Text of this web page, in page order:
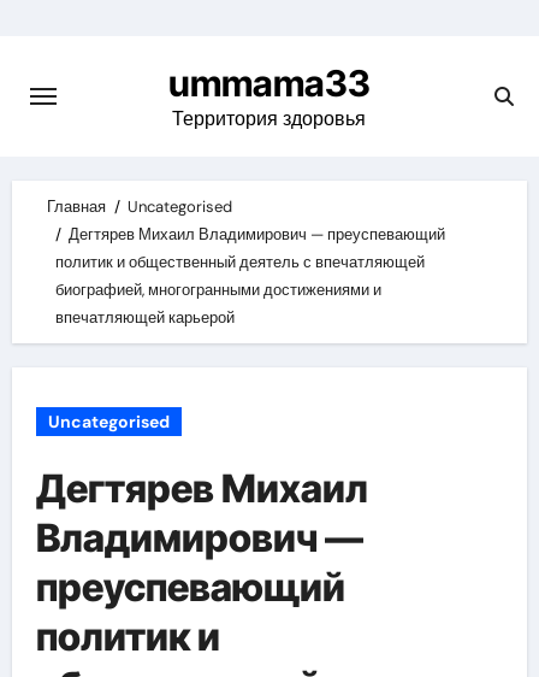
content
ummama33
Территория здоровья
Главная
Uncategorised
Дегтярев Михаил Владимирович — преуспевающий
политик и общественный деятель с впечатляющей
биографией, многогранными достижениями и
впечатляющей карьерой
Uncategorised
Дегтярев Михаил
Владимирович —
преуспевающий
политик и